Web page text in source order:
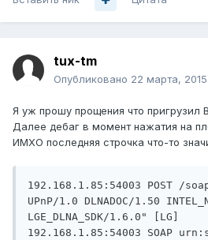
tux-tm
Опубликовано 22 марта, 2015
Я уж прошу прощения что пригрузил
Далее дебаг в момент нажатия на
ИМХО последняя строчка что-то
192.168.1.85:54003 POST /
UPnP/1.0 DLNADOC/1.50
LGE_DLNA_SDK/1.6.0" [LG]
192.168.1.85:54003 SOAP